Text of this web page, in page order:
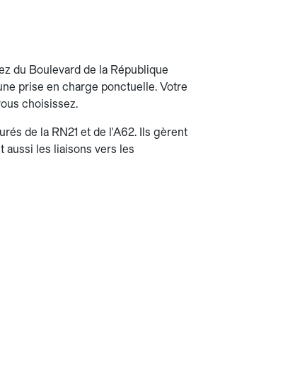
du Boulevard de la République
prise en charge ponctuelle. Votre
choisissez.
de la RN21 et de l'A62. Ils gèrent
aussi les liaisons vers les